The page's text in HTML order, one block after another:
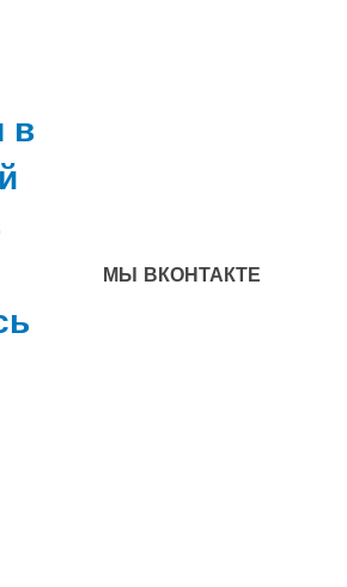
в
МЫ ВКОНТАКТЕ